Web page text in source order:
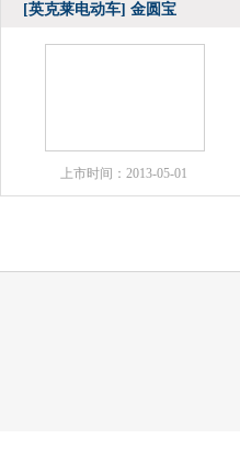
[英克莱电动车] 金圆宝
上市时间：2013-05-01